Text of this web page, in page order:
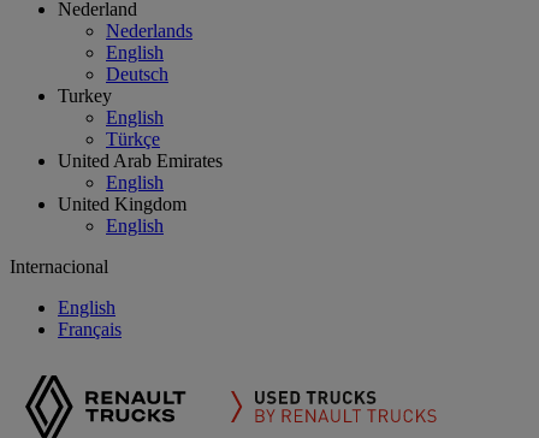
Nederland
Nederlands
English
Deutsch
Turkey
English
Türkçe
United Arab Emirates
English
United Kingdom
English
Internacional
English
Français